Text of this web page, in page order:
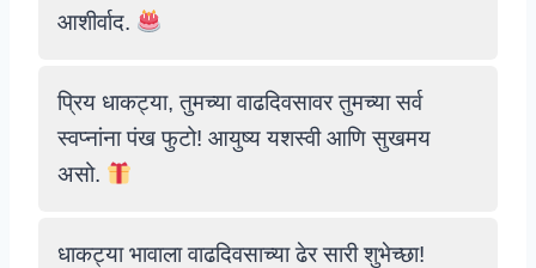
आशीर्वाद.
प्रिय धाकट्या, तुमच्या वाढदिवसावर तुमच्या सर्व
स्वप्नांना पंख फुटो! आयुष्य यशस्वी आणि सुखमय
असो.
धाकट्या भावाला वाढदिवसाच्या ढेर सारी शुभेच्छा!